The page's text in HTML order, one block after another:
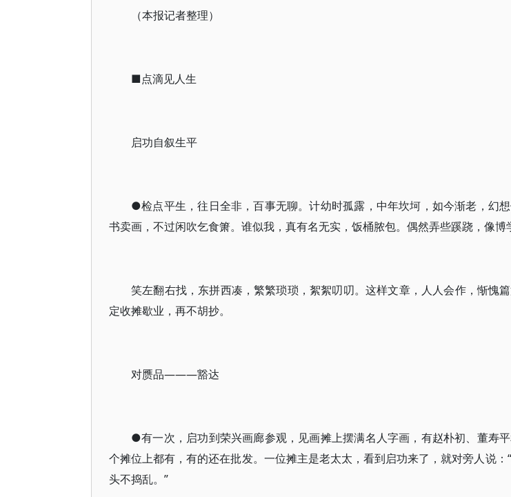
（本报记者整理）
■点滴见人生
启功自叙生平
●检点平生，往日全非，百事无聊。计幼时孤露，中年坎坷，如今渐老，幻
书卖画，不过闲吹乞食箫。谁似我，真有名无实，饭桶脓包。偶然弄些蹊跷，像博
笑左翻右找，东拼西凑，繁繁琐琐，絮絮叨叨。这样文章，人人会作，惭愧
定收摊歇业，再不胡抄。
对赝品———豁达
●有一次，启功到荣兴画廊参观，见画摊上摆满名人字画，有赵朴初、董寿
个摊位上都有，有的还在批发。一位摊主是老太太，看到启功来了，就对旁人说：
头不捣乱。”